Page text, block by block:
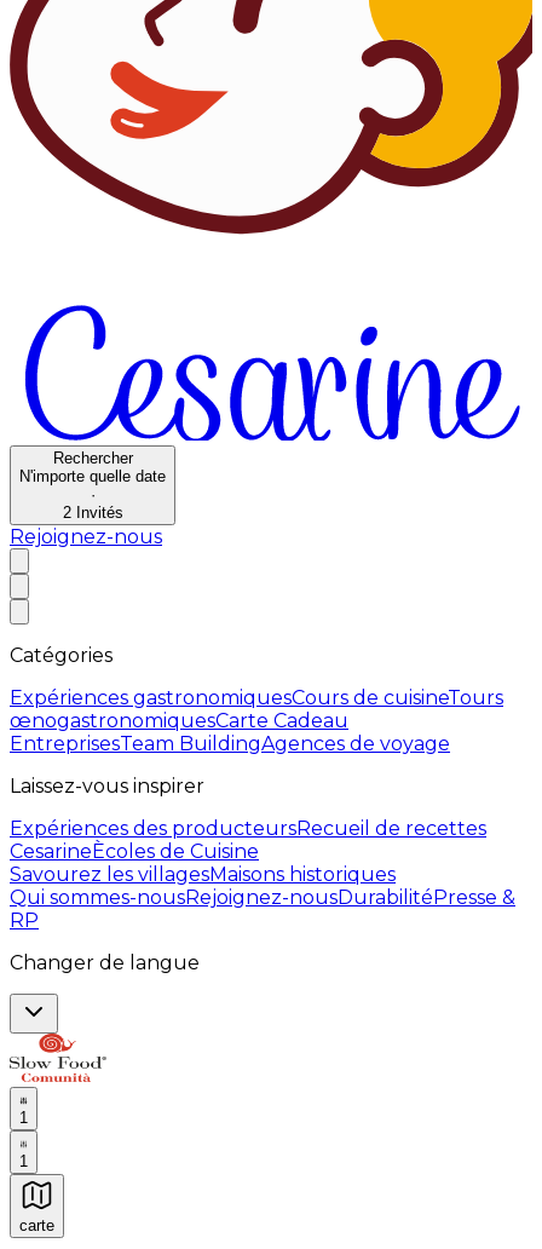
Rechercher
N'importe quelle date
·
2 Invités
Rejoignez-nous
Catégories
Expériences gastronomiquesCours de cuisineTours
œnogastronomiquesCarte Cadeau
EntreprisesTeam BuildingAgences de voyage
Laissez-vous inspirer
Expériences des producteursRecueil de recettes
CesarineÈcoles de Cuisine
Savourez les villagesMaisons historiques
Qui sommes-nousRejoignez-nousDurabilitéPresse &
RP
Changer de langue
1
1
carte